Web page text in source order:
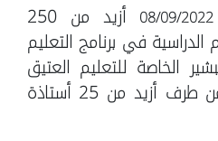
08/09/2022
أزيد من 250
في برنامج التعليم
الخاصة للتعليم العتيق
بمدينة تمارة، مؤطرين من طرف أزيد من 25 أستاذة